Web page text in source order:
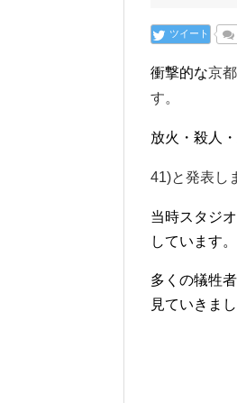
ツイート
衝撃的な京
す。
放火・殺人
41)と発表し
当時スタジ
しています。
多くの犠牲
見ていきまし